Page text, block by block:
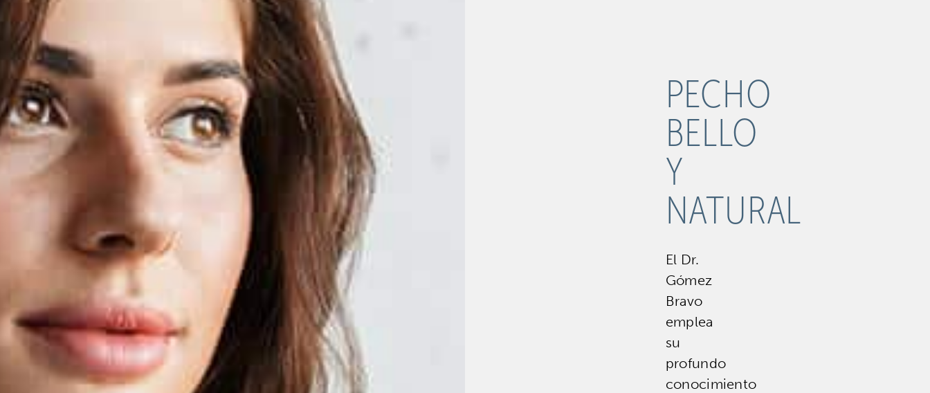
malformaciones
congénitas,
alteraciones o
asimetrías de tamaño,
forma o posición del
pecho, así como su
reconstrucción
después de una
mastectomía, en
pacientes que
Mama.
PECHO
BELLO
Y
NATURAL
El Dr.
Gómez
Bravo
emplea
su
profundo
conocimiento